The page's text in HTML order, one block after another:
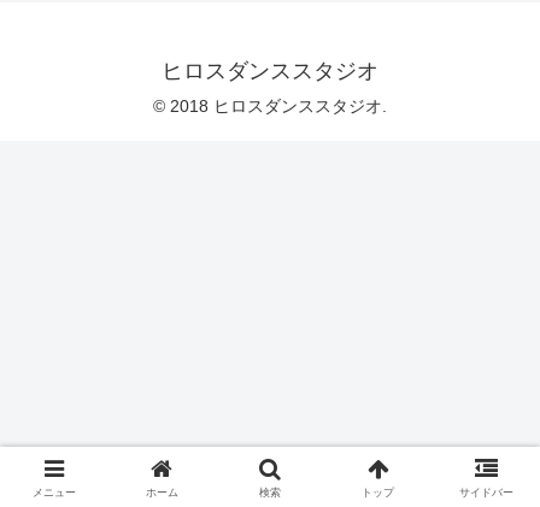
ヒロスダンススタジオ
© 2018 ヒロスダンススタジオ.
メニュー ホーム 検索 トップ サイドバー